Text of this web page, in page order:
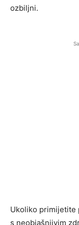
ozbiljni.
Ukoliko primijetite
s neobjašnjivim